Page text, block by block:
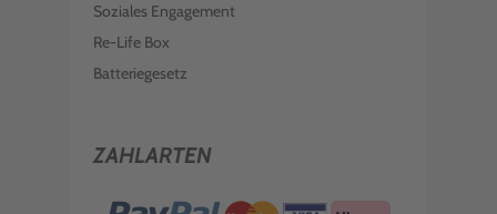
Soziales Engagement
Re-Life Box
Batteriegesetz
ZAHLARTEN